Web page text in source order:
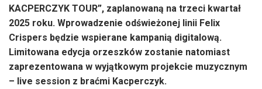
KACPERCZYK TOUR”, zaplanowaną na trzeci kwartał
2025 roku. Wprowadzenie odświeżonej linii Felix
Crispers będzie wspierane kampanią digitalową.
Limitowana edycja orzeszków zostanie natomiast
zaprezentowana w wyjątkowym projekcie muzycznym
– live session z braćmi Kacperczyk.